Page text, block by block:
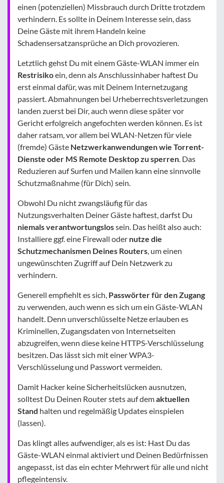
einen (potenziellen) Missbrauch durch Dritte trotzdem
verhindern. Es sollte in Deinem Interesse sein, dass
Deine Gäste mit ihrem Handeln keine
Schadensersatzansprüche an Dich provozieren.
Letztlich gehst Du mit einem Gäste-WLAN immer ein
Restrisikoein, denn als Anschlussinhaber haftest Du
erst einmal dafür, was mit Deinem Internetzugang
passiert. Abmahnungen bei Urheberrechtsverletzungen
landen zuerst bei Dir, auch wenn diese später vor
Gericht erfolgreich angefochten werden können. Es ist
daher ratsam, vor allem bei WLAN-Netzen für viele
(fremde) Gäste Netzwerkanwendungen wie Torrent-
Dienste oder MS Remote Desktop zu sperren . Das
Reduzieren auf Surfen und Mailen kann eine sinnvolle
Schutzmaßnahme (für Dich) sein.
Obwohl Du nicht zwangsläufig für das
Nutzungsverhalten Deiner Gäste haftest, darfst Du
niemals verantwortungslossein. Das heißt also auch:
Installiere ggf. eine Firewall oder nutze die
Schutzmechanismen Deines Routers , um einen
ungewünschten Zugriff auf Dein Netzwerk zu
verhindern.
Generell empfiehlt es sich, Passwörter für den Zugang
zu verwenden, auch wenn es sich um ein Gäste-WLAN
handelt. Denn unverschlüsselte Netze erlauben es
Kriminellen, Zugangsdaten von Internetseiten
abzugreifen, wenn diese keine HTTPS-Verschlüsselung
besitzen. Das lässt sich mit einer WPA3-
Verschlüsselung und Passwort vermeiden.
Damit Hacker keine Sicherheitslücken ausnutzen,
solltest Du Deinen Router stets auf demaktuellen
Stand halten und regelmäßig Updates einspielen
(lassen).
Das klingt alles aufwendiger, als es ist: Hast Du das
Gäste-WLAN einmal aktiviert und Deinen Bedürfnissen
angepasst, ist das ein echter Mehrwert für alle und nicht
pflegeintensiv.